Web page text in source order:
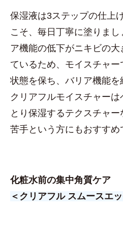
保湿液は3ステップの仕上
こそ、毎日丁寧に塗りま
ア機能の低下がニキビの
ているため、モイスチャ
状態を保ち、バリア機能を
クリアフルモイスチャー
とり保湿するテクスチャ
苦手という方にもおすすめ
化粧水前の集中角質ケア
＜クリアフル スムースエ